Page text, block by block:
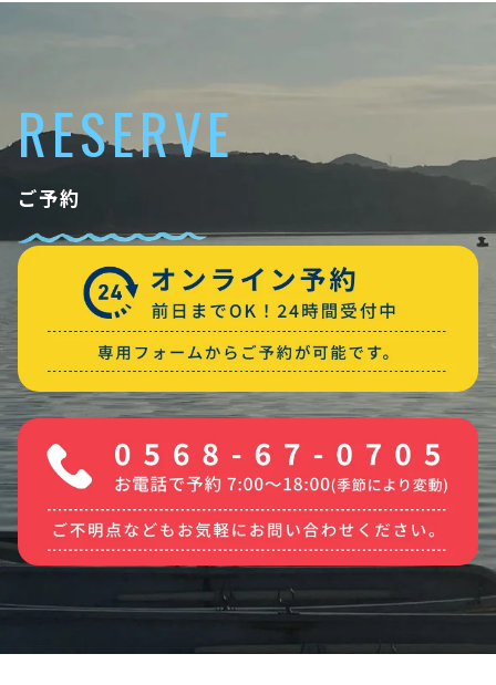
RESERVE
ご予約